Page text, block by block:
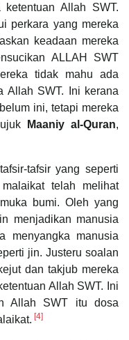
ketentuan Allah SWT.
perkara yang mereka
keadaan mereka
ALLAH SWT
tidak mahu ada
Allah SWT. Ini kerana
ini, tetapi mereka
Maaniy al-Quran,
tafsir yang seperti
telah melihat
bumi. Oleh yang
menjadikan manusia
menyangka manusia
jin. Justeru soalan
dan takjub mereka
Allah SWT. Ini
Allah SWT itu dosa
[4]